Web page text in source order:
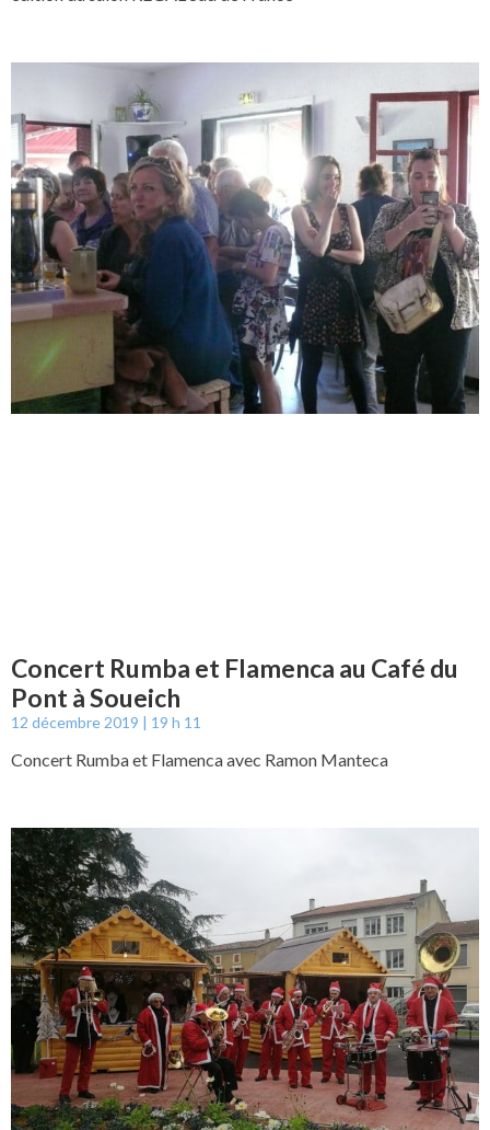
Concert Rumba et Flamenca au Café du
Pont à Soueich
12 décembre 2019 19 h 11
Concert Rumba et Flamenca avec Ramon Manteca